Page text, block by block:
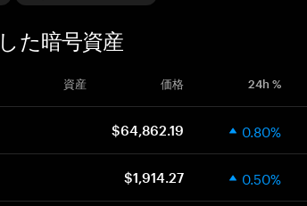
た暗号資産
資産 価格 24h %
$64,862.19 0.80%
$1,914.27 0.50%